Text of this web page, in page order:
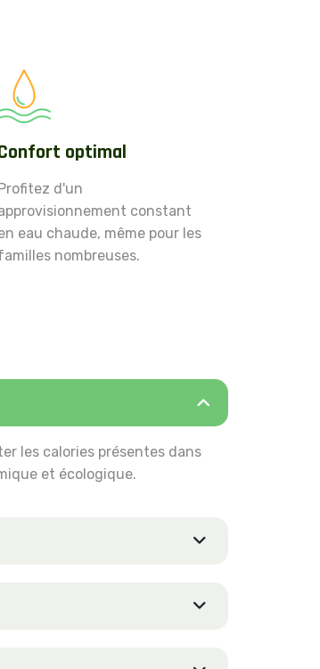
optimal
d'un
constant
eau chaude, même pour les
nombreuses.
les calories présentes dans
et écologique.